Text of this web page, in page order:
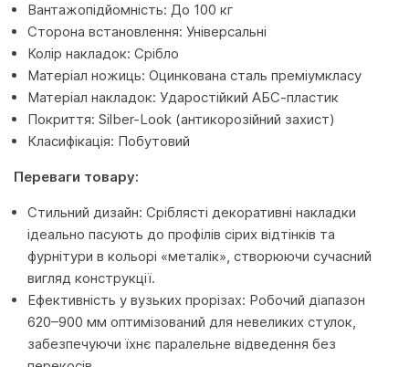
Вантажопідйомність: До 100 кг
Сторона встановлення: Універсальні
Колір накладок: Срібло
Матеріал ножиць: Оцинкована сталь преміумкласу
Матеріал накладок: Ударостійкий АБС-пластик
Покриття: Silber-Look (антикорозійний захист)
Класифікація: Побутовий
Переваги товару:
Стильний дизайн: Сріблясті декоративні накладки
ідеально пасують до профілів сірих відтінків та
фурнітури в кольорі «металік», створюючи сучасний
вигляд конструкції.
Ефективність у вузьких прорізах: Робочий діапазон
620–900 мм оптимізований для невеликих стулок,
забезпечуючи їхнє паралельне відведення без